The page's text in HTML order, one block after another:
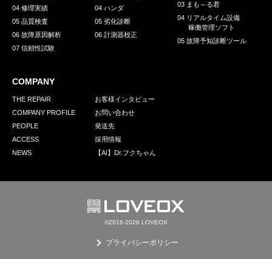
04 修理実績
05 品質検査
06 故障原因解析
07 信頼性試験
04 ハンダ
05 劣化診断
06 計測器校正
03 まも～る君
04 リアルタイム設備
稼働管理ソフト
05 故障予知診断ツール
COMPANY
THE REPAIR
COMPANY PROFILE
PEOPLE
ACCESS
NEWS
お客様インタビュー
お問い合わせ
発送先
採用情報
【AI】Dr.フクちゃん
©2016-2026 LOVEOX
プライバシーポリシー